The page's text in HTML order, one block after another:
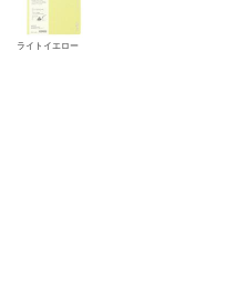
ライトイエロー